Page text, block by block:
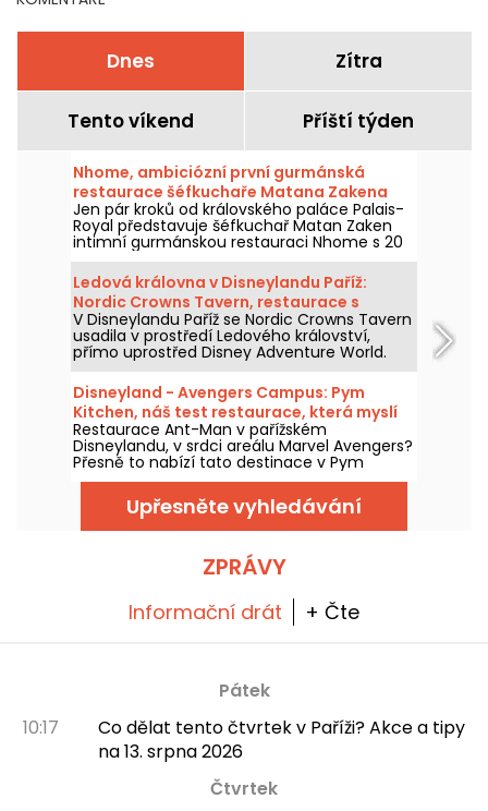
Dnes Zítra
Tento víkend Příští týden
Nhome, ambiciózní první gurmánská
restaurace šéfkuchaře Matana Zakena
Jen pár kroků od královského paláce Palais-
Royal představuje šéfkuchař Matan Zaken
intimní gurmánskou restauraci Nhome s 20
místy a jedinečným a ambiciózním
degustačním menu.
Ledová královna v Disneylandu Paříž:
Nordic Crowns Tavern, restaurace s
autentickými severskými specialitami
V Disneylandu Paříž se Nordic Crowns Tavern
usadila v prostředí Ledového království,
přímo uprostřed Disney Adventure World.
Tento nový restaurant, laděný do
skandinávského stylu, nabízí návštěvníkům
pokračování zážitku z Arendelle
prostřednictvím atmosféry, dekorací a
speciální nabídky jídel připravené právě pro
tuto část parku. Vyzkoušeli jsme a máme
vám co povědět!
Disneyland - Avengers Campus: Pym
Kitchen, náš test restaurace, která myslí
ve velkém i v malém
Restaurace Ant-Man v pařížském
Disneylandu, v srdci areálu Marvel Avengers?
Přesně to nabízí tato destinace v Pym
Kitchen, novém bufetu "all-you-can-eat" s
neúměrně velkými produkty v obřích nebo
miniaturních verzích. Je to zábavný a hravý
způsob, jak si vychutnat jídlo pro tuto
laboratoří doktora Hanka Pyma. Vyzkoušeli
jsme to a všechno vám o tom povíme!
Upřesněte vyhledávání
ZPRÁVY
Informační drát + Čte
Pátek
10:17
Co dělat tento čtvrtek v Paříži? Akce a tipy
na 13. srpna 2026
Čtvrtek